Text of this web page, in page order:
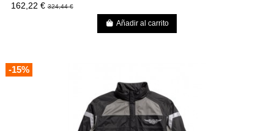
162,22 €324,44 €
Añadir al carrito
-15%